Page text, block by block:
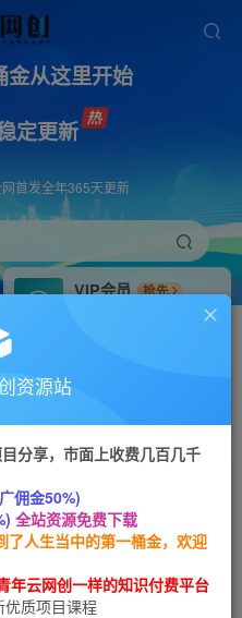
金从这里开始
定更新
首发全年365天更新
VIP会员
抢先
海项目，日入无上限
关注 私信
资源站
分享，市面上收费几百几千
佣金50%)
全站资源免费下载
了人生当中的第一桶金，欢迎
年云网创一样的知识付费平台
优质项目课程